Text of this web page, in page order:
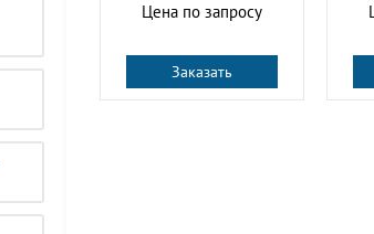
Цена по запросу
Заказать